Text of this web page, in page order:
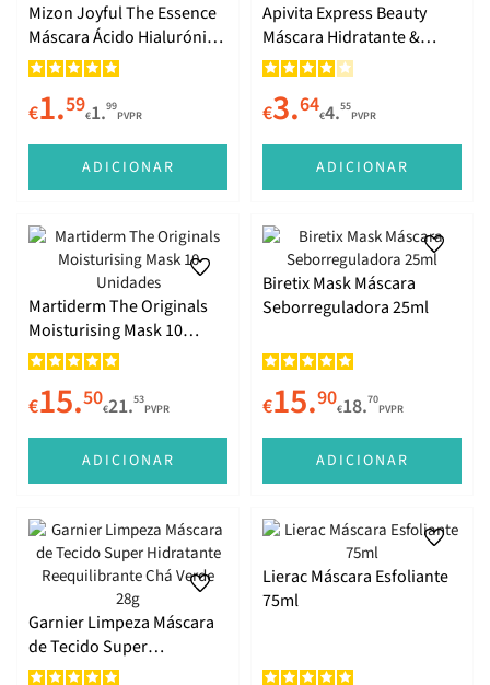
Mizon Joyful The Essence
Máscara Ácido Hialurónico
23g
€1.59€1.99
PVPR
ADICIONAR
Apivita Express Beauty
Máscara Hidratante &
Nutritiva de Mel 2x8ml
€3.64€4.55
PVPR
ADICIONAR
Martiderm The Originals
Moisturising Mask 10
Unidades
€15.50€21.53
PVPR
ADICIONAR
Biretix Mask Máscara
Seborreguladora 25ml
€15.90€18.70
PVPR
ADICIONAR
Garnier Limpeza Máscara
de Tecido Super
Hidratante Reequilibrante
Lierac Máscara Esfoliante
75ml